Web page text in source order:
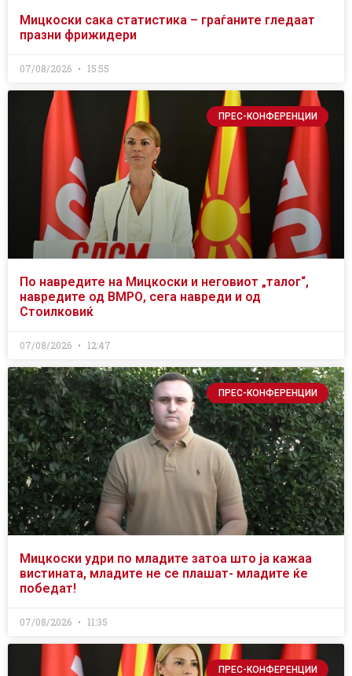
Мицкоски сака статистика – граѓаните гледаат
празни фрижидери
07/08/2026 15:55
ПРЕС-КОНФЕРЕНЦИИ
По навредите на Мицкоски и неговиот „талог“,
навредите од ВМРО, сега навреди и од
Стоилковиќ
07/08/2026 12:47
ПРЕС-КОНФЕРЕНЦИИ
Мицкоски удри по младите затоа што ја кажаа
вистината, младите не се плашат- младите ќе
победат!
07/08/2026 11:35
ПРЕС-КОНФЕРЕНЦИИ